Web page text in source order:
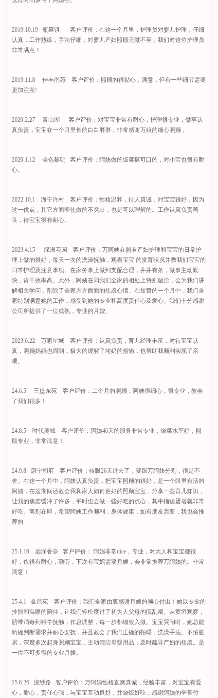
2019.10.19 瓶窑镇 客户评价：在这一个月里，护理员对婴儿护理，仔细
认真，工作熟练，手法仔细，对婴儿产妇照顾无微不至，我们对这位护理员
非常满意！
2019.11.8 佳丰南苑 客户评价：照顾的很贴心，满意，但有一些细节需要
更加注意!
2020.2.27 青山湖 客户评价：对宝宝非常有耐心，护理很专业，做事认
真负责，宝宝在一个月里长的白白胖胖，非常感谢万姐的细心照顾 。
2020.1.12 金色黎明 客户评价：阿姨做的饭菜挺可口的，对小宝也很有耐
心。
2022.10.1 海宁许村 客户评价：性格温和，待人真诚，对宝宝很好，因为
这一优点，其它方面即使做的不突出，也是可以理解的。工作认真负责善
良，待宝宝很有耐心。
2023.4.15 绿洲花园 客户评价：万阿姨在照看产妇护理和宝宝的日常护
理上做的很好，每天一次的洗澡抚触，观看宝宝 的发育状况并教我们宝宝的
日常护理及注意事项。在家务事上做到支配合理，井井有条，做事主动勤
快，肯干效率高。此外，阿姨在同我们全家的相处上特别融洽，会为我们讲
解相关学问，削除了全家方方面面的焦虑心情。在短暂的一个月中，我们全
家特别满意她的工作，感受到她的专业和高度责任心及爱心。我们十分感谢
公司所提供了一位成熟，专业的月嫂。
2023.6.22 万家星城 客户评价：认真负责，育儿经理丰富，对待宝宝认
真，照顾妈妈也周到，极大的缓解了堵奶的烦恼，也帮助我顺利实现了亲
喂。
24.6.5 三堡东苑 客户评价：二个月的照顾，阿姨很细心，很专业，教会
了我们很多！
24.8.5 时代奥城 客户评价：阿姨46天的服务非常专业，烧菜水平好，照
顾专业，非常满意！
24.9.8 康宁和府 客户评价：转眼26天过去了，要跟万阿姨分别，很是不
舍。在这一个月中，阿姨认真负责，把宝宝照顾的很好，是一个眼里有活的
阿姨，在这期间还教会我和家人如何更好的照顾宝宝，分享一些育儿知识，
让我的焦虑缓冲了许多，平时也会做一些好吃的点心，其中榴莲蛋塔就非常
好吃。离别在即，希望阿姨工作顺利，身体健康，如有朋友需要，我也会推
荐的
25.1.19 远洋香奈 客户评价： 阿姨非常nice，专业，对大人和宝宝都很
好，也很有耐心，勤劳，下次有宝妈需要月嫂，会非常推荐万阿姨的。非常
满意！
25.4.1 金昌苑 客户评价：我们全家由衷感谢月嫂的倾心付出！她以专业的
技能和温暖的陪伴，让我们轻松度过了初为人父母的慌乱期。从黄疸观察，
脐带消毒到科学抚触，作息调整，每一步都细致入微。宝宝哭闹时，她总能
精确判断需求并耐心安抚，并且教会了我们正确的拍嗝，洗澡手法。不怕脏
累，深度多次起身照顾宝宝，主动清洁母婴用品，及时疏导产妇的焦虑。是
一位不可多得的专业月嫂。
25.6.26 浣纱路 客户评价：万阿姨性格直爽真诚，经验丰富，对宝宝有爱
心，耐心，责任心强，与宝宝互动良好，并烧饭好吃，感谢阿姨的辛苦付